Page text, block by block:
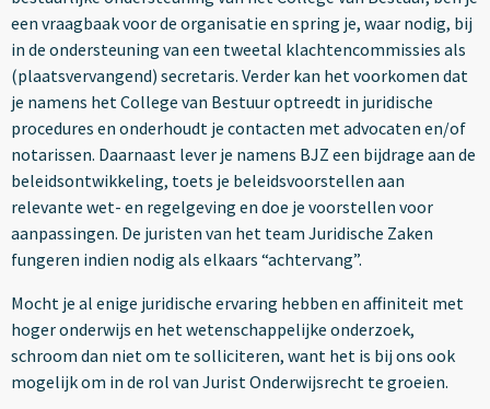
een vraagbaak voor de organisatie en spring je, waar nodig, bij
in de ondersteuning van een tweetal klachtencommissies als
(plaatsvervangend) secretaris. Verder kan het voorkomen dat
je namens het College van Bestuur optreedt in juridische
procedures en onderhoudt je contacten met advocaten en/of
notarissen. Daarnaast lever je namens BJZ een bijdrage aan de
beleidsontwikkeling, toets je beleidsvoorstellen aan
relevante wet- en regelgeving en doe je voorstellen voor
aanpassingen. De juristen van het team Juridische Zaken
fungeren indien nodig als elkaars “achtervang”.
Mocht je al enige juridische ervaring hebben en affiniteit met
hoger onderwijs en het wetenschappelijke onderzoek,
schroom dan niet om te solliciteren, want het is bij ons ook
mogelijk om in de rol van Jurist Onderwijsrecht te groeien.